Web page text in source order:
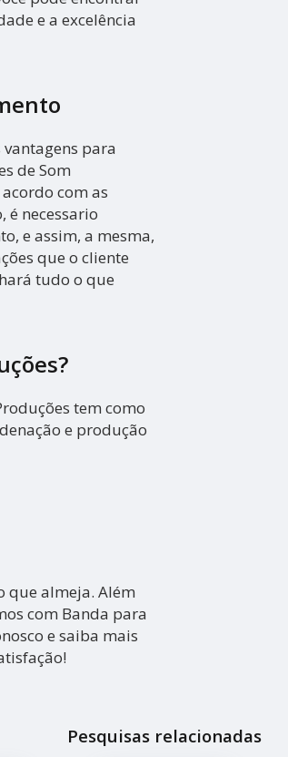
e a excelência
para
de Som
com as
é necessario
e assim, a mesma,
que o cliente
tudo o que
tem como
e produção
que almeja. Além
com Banda para
e saiba mais
Pesquisas relacionadas